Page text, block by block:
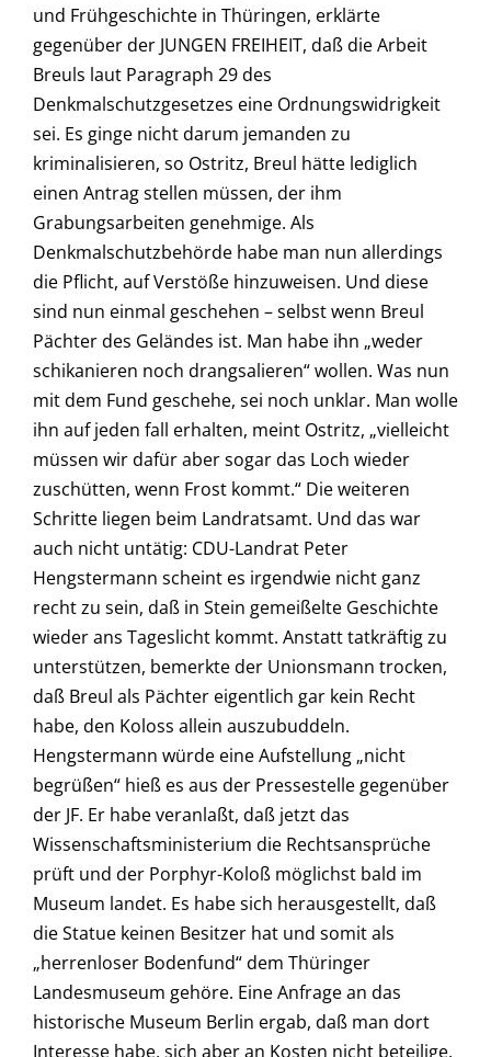
und Frühgeschichte in Thüringen, erklärte
gegenüber der JUNGEN FREIHEIT, daß die Arbeit
Breuls laut Paragraph 29 des
Denkmalschutzgesetzes eine Ordnungswidrigkeit
sei. Es ginge nicht darum jemanden zu
kriminalisieren, so Ostritz, Breul hätte lediglich
einen Antrag stellen müssen, der ihm
Grabungsarbeiten genehmige. Als
Denkmalschutzbehörde habe man nun allerdings
die Pflicht, auf Verstöße hinzuweisen. Und diese
sind nun einmal geschehen – selbst wenn Breul
Pächter des Geländes ist. Man habe ihn „weder
schikanieren noch drangsalieren“ wollen. Was nun
mit dem Fund geschehe, sei noch unklar. Man wolle
ihn auf jeden fall erhalten, meint Ostritz, „vielleicht
müssen wir dafür aber sogar das Loch wieder
zuschütten, wenn Frost kommt.“ Die weiteren
Schritte liegen beim Landratsamt. Und das war
auch nicht untätig: CDU-Landrat Peter
Hengstermann scheint es irgendwie nicht ganz
recht zu sein, daß in Stein gemeißelte Geschichte
wieder ans Tageslicht kommt. Anstatt tatkräftig zu
unterstützen, bemerkte der Unionsmann trocken,
daß Breul als Pächter eigentlich gar kein Recht
habe, den Koloss allein auszubuddeln.
Hengstermann würde eine Aufstellung „nicht
begrüßen“ hieß es aus der Pressestelle gegenüber
der JF. Er habe veranlaßt, daß jetzt das
Wissenschaftsministerium die Rechtsansprüche
prüft und der Porphyr-Koloß möglichst bald im
Museum landet. Es habe sich herausgestellt, daß
die Statue keinen Besitzer hat und somit als
„herrenloser Bodenfund“ dem Thüringer
Landesmuseum gehöre. Eine Anfrage an das
historische Museum Berlin ergab, daß man dort
Interesse habe, sich aber an Kosten nicht beteilige.